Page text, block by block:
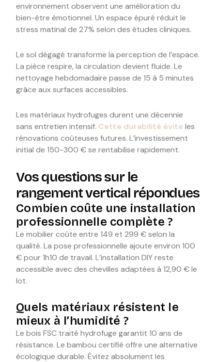
environnement observent une amélioration du
bien-être émotionnel. Un espace épuré réduit le
stress matinal de 27% selon des études cliniques.
Le sol dégagé transforme la perception de l’espace.
La pièce respire, la circulation devient fluide. Le
nettoyage hebdomadaire passe de 15 à 5 minutes
grâce aux surfaces accessibles.
Les matériaux hydrofuges durent une décennie
sans entretien intensif. Cette durabilité évite les
rénovations coûteuses futures. L’investissement
initial de 150-300 € se rentabilise rapidement.
Vos questions sur le
rangement vertical répondues
Combien coûte une installation
professionnelle complète ?
Le mobilier coûte entre 149 et 299 € selon la
qualité. La pose professionnelle ajoute environ 100
€ pour 1h10 de travail. L’installation DIY reste
accessible avec des chevilles adaptées à 12,90 € le
lot.
Quels matériaux résistent le
mieux à l’humidité ?
Le bois FSC traité hydrofuge garantit 10 ans de
résistance. Le bambou certifié offre une alternative
écologique durable. Évitez absolument les